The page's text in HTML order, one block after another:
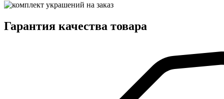
Гарантия качества товара